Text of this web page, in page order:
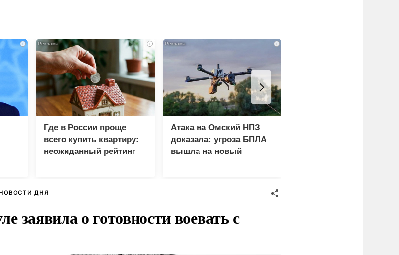
i i
Где в России проще
всего купить квартиру:
неожиданный рейтинг
i
Атака на Омский НПЗ
доказала: угроза БПЛА
вышла на новый
НОВОСТИ ДНЯ
заявила о готовности воевать с